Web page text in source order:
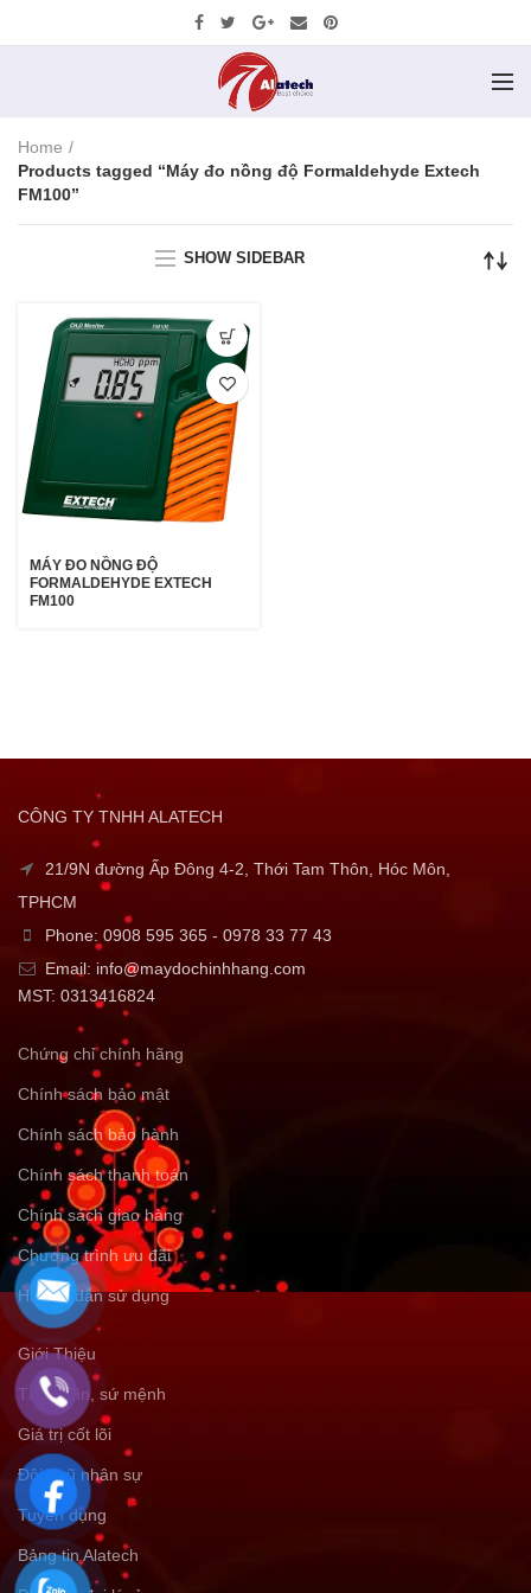
Home
Products tagged “Máy đo nồng độ Formaldehyde Extech
FM100”
SHOW SIDEBAR
MÁY ĐO NỒNG ĐỘ
FORMALDEHYDE EXTECH
FM100
CÔNG TY TNHH ALATECH
21/9N đường Ấp Đông 4-2, Thới Tam Thôn, Hóc Môn,
TPHCM
Phone: 0908 595 365 - 0978 33 77 43
Email: info@maydochinhhang.com
MST: 0313416824
Chứng chỉ chính hãng
Chính sách bảo mật
Chính sách bảo hành
Chính sách thanh toán
Chính sách giao hàng
Chương trình ưu đãi
Hướng dẫn sử dụng
Giới Thiệu
Tầm nhìn, sứ mệnh
Giá trị cốt lõi
Đội ngũ nhân sự
Tuyển dụng
Bảng tin Alatech